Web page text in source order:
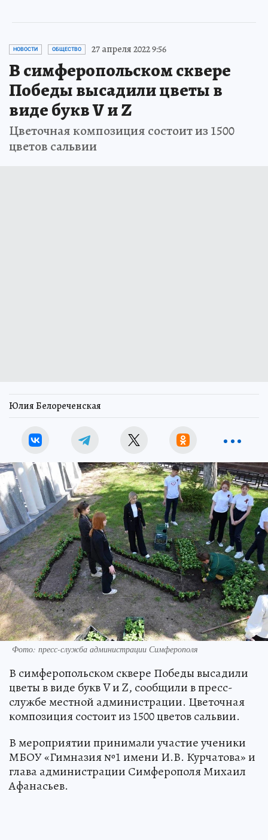
НОВОСТИ ОБЩЕСТВО 27 апреля 2022 9:56
В симферопольском сквере
Победы высадили цветы в
виде букв V и Z
Цветочная композиция состоит из 1500
цветов сальвии
Юлия Белореченская
Фото: пресс-служба администрации Симферополя
В симферопольском сквере Победы высадили
цветы в виде букв V и Z, сообщили в пресс-
службе местной администрации. Цветочная
композиция состоит из 1500 цветов сальвии.
В мероприятии принимали участие ученики
МБОУ «Гимназия №1 имени И.В. Курчатова» и
глава администрации Симферополя Михаил
Афанасьев.